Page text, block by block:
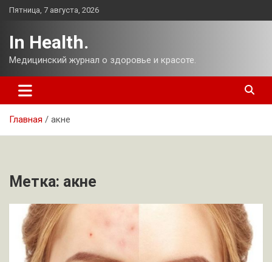
Перейти
Пятница, 7 августа, 2026
In Health.
Медицинский журнал о здоровье и красоте.
Главная акне
Метка: акне